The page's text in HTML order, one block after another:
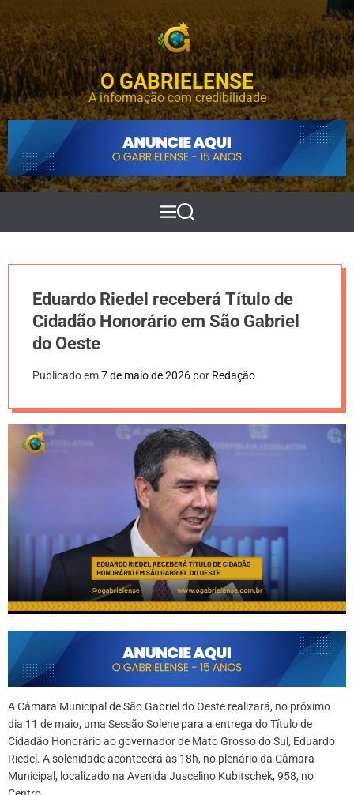
k
p
t
o
c
o
n
t
e
O GABRIELENSE
A informação com credibilidade
M
e
P
e
s
r
Eduardo Riedel receberá Título de
Cidadão Honorário em São Gabriel
do Oeste
Publicado em7 de maio de 2026 por Redação
A Câmara Municipal de São Gabriel do Oeste realizará, no próximo
dia 11 de maio, uma Sessão Solene para a entrega do Título de
Cidadão Honorário ao governador de Mato Grosso do Sul, Eduardo
Riedel. A solenidade acontecerá às 18h, no plenário da Câmara
Municipal, localizado na Avenida Juscelino Kubitschek, 958, no